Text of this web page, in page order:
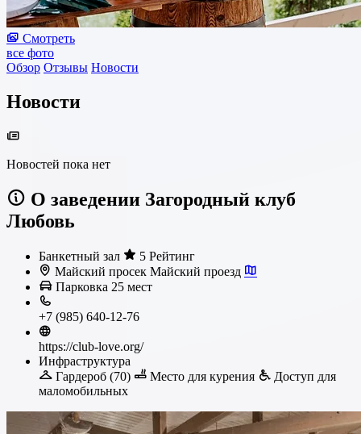
Смотреть
все фото
Обзор Отзывы Новости
Новости
Новостей пока нет
О заведении Загородный клуб
Любовь
Банкетный зал
5 Рейтинг
Майский просек Майский проезд
Парковка 25 мест
+7 (985) 640-12-76
https://club-love.org/
Инфраструктура
Гардероб (70)
Место для курения
Доступ для
маломобильных